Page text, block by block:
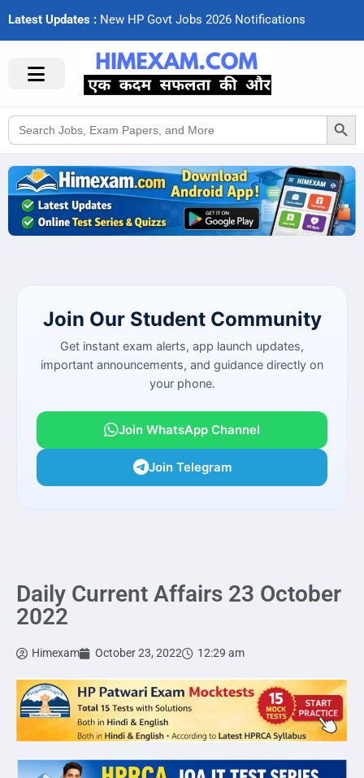
Latest Updates : New HP Govt Jobs 2026 Notifcations
Search
for:
Search Button
Join Our Student Community
Get instant exam alerts, app launch updates,
important announcements, and guidance directly on
your phone.
Join WhatsApp Channel
Join Telegram
Daily Current Affairs 23 October
2022
Himexam October 23, 2022 12:29 am